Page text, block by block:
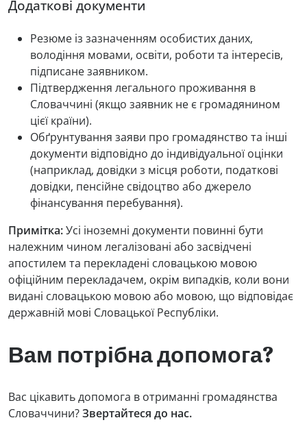
Додаткові документи
Резюме із зазначенням особистих даних,
володіння мовами, освіти, роботи та інтересів,
підписане заявником.
Підтвердження легального проживання в
Словаччині (якщо заявник не є громадянином
цієї країни).
Обґрунтування заяви про громадянство та інші
документи відповідно до індивідуальної оцінки
(наприклад, довідки з місця роботи, податкові
довідки, пенсійне свідоцтво або джерело
фінансування перебування).
Примітка:Усі іноземні документи повинні бути
належним чином легалізовані або засвідчені
апостилем та перекладені словацькою мовою
офіційним перекладачем, окрім випадків, коли вони
видані словацькою мовою або мовою, що відповідає
державній мові Словацької Республіки.
Вам потрібна допомога?
Вас цікавить допомога в отриманні громадянства
Словаччини?Звертайтеся до нас.